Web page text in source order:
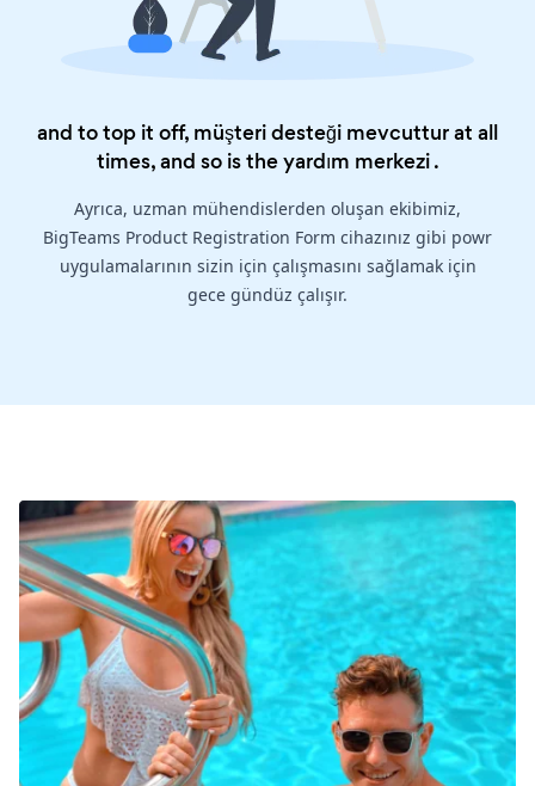
and to top it off, müşteri desteği mevcuttur at all
times, and so is theyardım merkezi.
Ayrıca, uzman mühendislerden oluşan ekibimiz,
BigTeams Product Registration Form cihazınız gibi powr
uygulamalarının sizin için çalışmasını sağlamak için
gece gündüz çalışır.